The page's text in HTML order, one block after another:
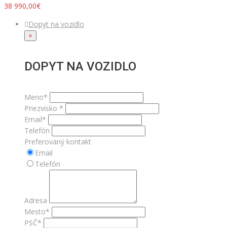
38 990,00€
Dopyt na vozidlo
×
DOPYT NA VOZIDLO
Meno*
Priezvisko *
Email*
Telefón
Preferovaný kontakt
Email
Telefón
Adresa
Mesto*
PSČ*